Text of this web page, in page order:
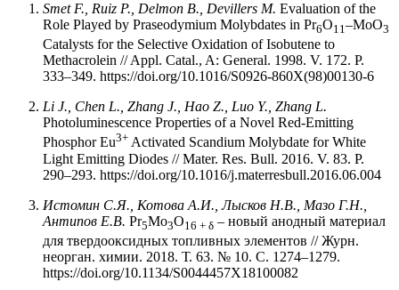
Smet F., Ruiz P., Delmon B., Devillers M. Evaluation of the
Role Played by Praseodymium Molybdates in Pr6O11–MoO3
Catalysts for the Selective Oxidation of Isobutene to
Methacrolein // Appl. Catal., A: General. 1998. V. 172. P.
333–349. https://doi.org/10.1016/S0926-860X(98)00130-6
Li J., Chen L., Zhang J., Hao Z., Luo Y., Zhang L.
Photoluminescence Properties of a Novel Red-Emitting
Phosphor Eu3+ Activated Scandium Molybdate for White
Light Emitting Diodes // Mater. Res. Bull. 2016. V. 83. P.
290–293. https://doi.org/10.1016/j.materresbull.2016.06.004
Истомин С.Я., Котова А.И., Лысков Н.В., Мазо Г.Н.,
Антипов Е.В. Pr5Mo3O16 + δ – новый анодный материал
для твердооксидных топливных элементов // Журн.
неорган. химии. 2018. Т. 63. № 10. С. 1274–1279.
https://doi.org/10.1134/S0044457X18100082